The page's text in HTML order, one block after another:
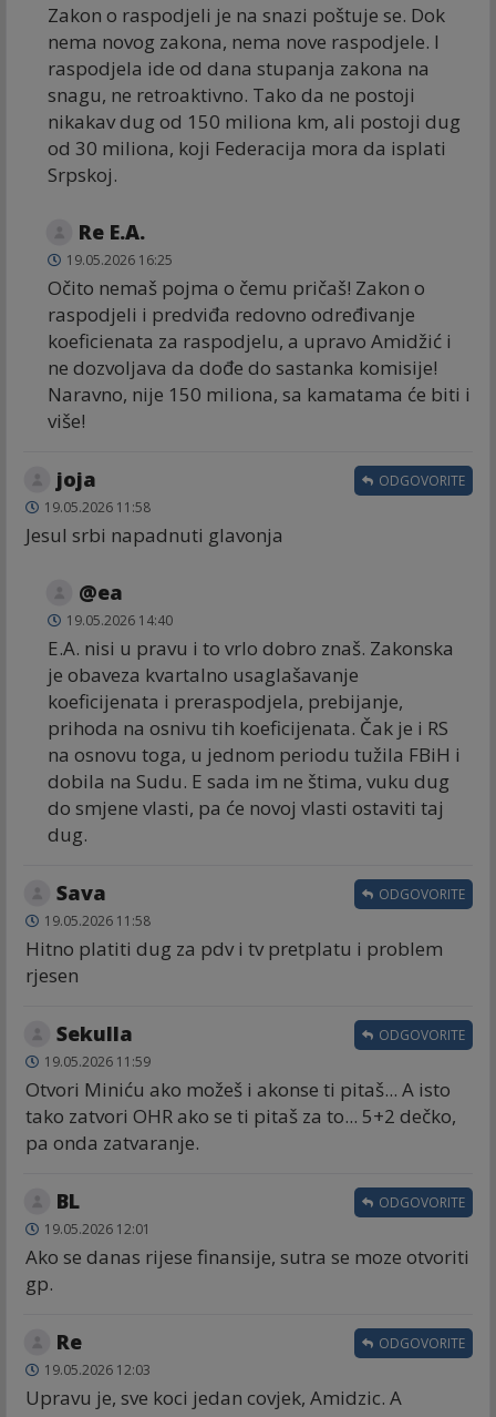
Zakon o raspodjeli je na snazi poštuje se. Dok
nema novog zakona, nema nove raspodjele. I
raspodjela ide od dana stupanja zakona na
snagu, ne retroaktivno. Tako da ne postoji
nikakav dug od 150 miliona km, ali postoji dug
od 30 miliona, koji Federacija mora da isplati
Srpskoj.
Re E.A.
19.05.2026 16:25
Očito nemaš pojma o čemu pričaš! Zakon o
raspodjeli i predviđa redovno određivanje
koeficienata za raspodjelu, a upravo Amidžić i
ne dozvoljava da dođe do sastanka komisije!
Naravno, nije 150 miliona, sa kamatama će biti i
više!
joja
19.05.2026 11:58
Jesul srbi napadnuti glavonja
ODGOVORITE
@ea
19.05.2026 14:40
E.A. nisi u pravu i to vrlo dobro znaš. Zakonska
je obaveza kvartalno usaglašavanje
koeficijenata i preraspodjela, prebijanje,
prihoda na osnivu tih koeficijenata. Čak je i RS
na osnovu toga, u jednom periodu tužila FBiH i
dobila na Sudu. E sada im ne štima, vuku dug
do smjene vlasti, pa će novoj vlasti ostaviti taj
dug.
Sava
19.05.2026 11:58
Hitno platiti dug za pdv i tv pretplatu i problem
rjesen
ODGOVORITE
Sekulla
19.05.2026 11:59
Otvori Miniću ako možeš i akonse ti pitaš... A isto
tako zatvori OHR ako se ti pitaš za to... 5+2 dečko,
pa onda zatvaranje.
ODGOVORITE
BL
19.05.2026 12:01
Ako se danas rijese finansije, sutra se moze otvoriti
gp.
ODGOVORITE
Re
19.05.2026 12:03
Upravu je, sve koci jedan covjek, Amidzic. A
ODGOVORITE